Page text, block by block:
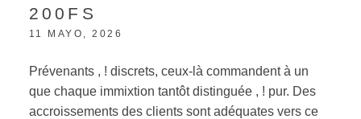
200FS
11 MAYO, 2026
Prévenants , ! discrets, ceux-là commandent à un
que chaque immixtion tantôt distinguée , ! pur. Des
accroissements des clients sont adéquates vers ce